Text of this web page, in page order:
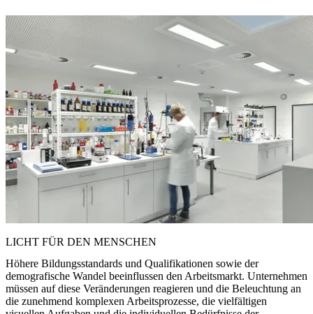
LICHT FÜR DEN MENSCHEN
Höhere Bildungsstandards und Qualifikationen sowie der
demografische Wandel beeinflussen den Arbeitsmarkt. Unternehmen
müssen auf diese Veränderungen reagieren und die Beleuchtung an
die zunehmend komplexen Arbeitsprozesse, die vielfältigen